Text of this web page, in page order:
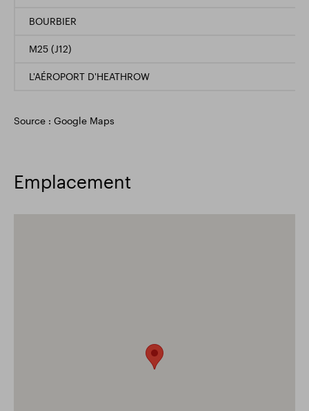
BOURBIER
M25 (J12)
L'AÉROPORT D'HEATHROW
Source : Google Maps
Emplacement